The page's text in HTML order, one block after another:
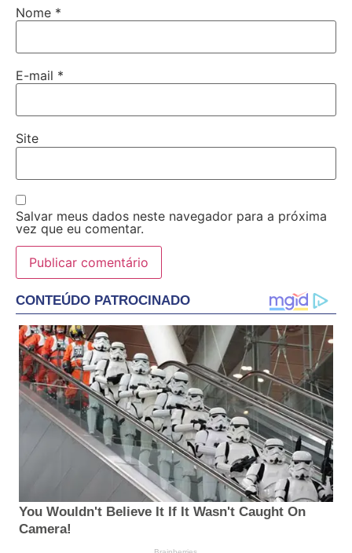
Nome *
E-mail *
Site
Salvar meus dados neste navegador para a próxima
vez que eu comentar.